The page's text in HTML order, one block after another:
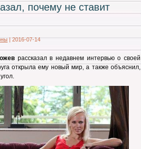
почему не ставит
| 2016-07-14
рассказал в недавнем интервью о своей
открыла ему новый мир, а также объяснил,